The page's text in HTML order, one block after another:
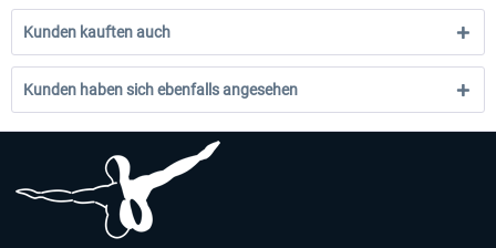
Kunden kauften auch
Kunden haben sich ebenfalls angesehen